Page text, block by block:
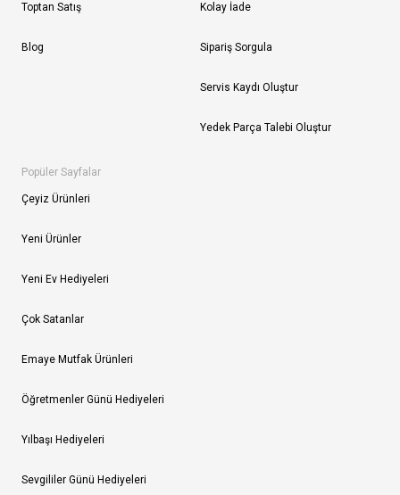
Toptan Satış
Blog
Kolay İade
Sipariş Sorgula
Servis Kaydı Oluştur
Yedek Parça Talebi Oluştur
Popüler Sayfalar
Çeyiz Ürünleri
Yeni Ürünler
Yeni Ev Hediyeleri
Çok Satanlar
Emaye Mutfak Ürünleri
Öğretmenler Günü Hediyeleri
Yılbaşı Hediyeleri
Sevgililer Günü Hediyeleri